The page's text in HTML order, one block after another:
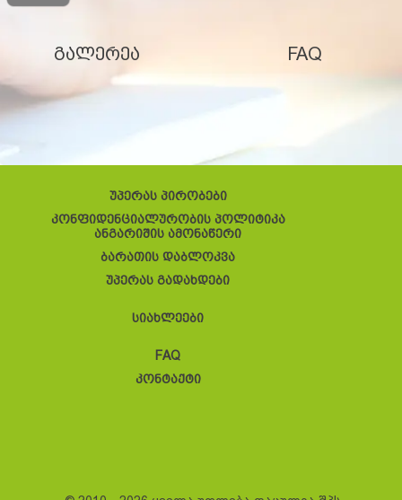
გალერეა FAQ
უპერას პირობები
კონფიდენციალურობის პოლიტიკა
ანგარიშის ამონაწერი
ბარათის დაბლოკვა
უპერას გადახდები
სიახლეები
FAQ
კონტაქტი